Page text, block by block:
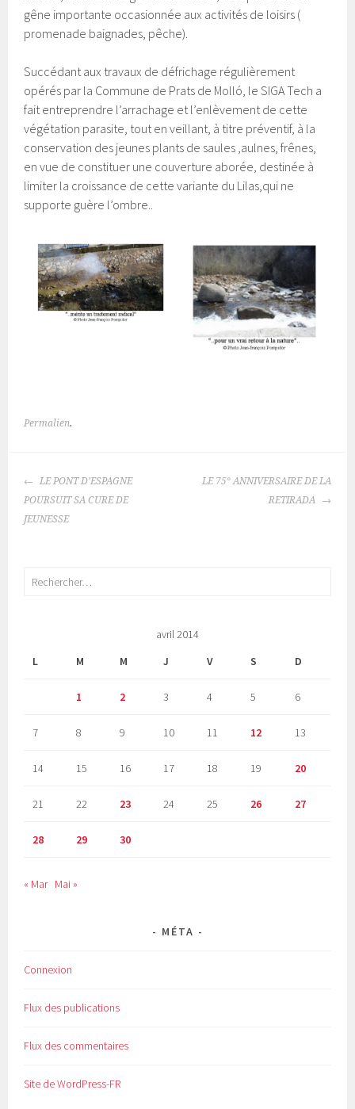
gêne importante occasionnée aux activités de loisirs (
promenade baignades, pêche).
Succédant aux travaux de défrichage régulièrement
opérés par la Commune de Prats de Molló, le SIGA Tech a
fait entreprendre l’arrachage et l’enlèvement de cette
végétation parasite, tout en veillant, à titre préventif, à la
conservation des jeunes plants de saules ,aulnes, frênes,
en vue de constituer une couverture aborée, destinée à
limiter la croissance de cette variante du Lilas,qui ne
supporte guère l’ombre..
Permalien.
NAVIGATION
DES
ARTICLES
LE PONT D’ESPAGNE
POURSUIT SA CURE DE
JEUNESSE
LE 75° ANNIVERSAIRE DE LA
RETIRADA
Rechercher :
avril 2014
L
M M J V S D
1 2 3 4 5 6
7 8 9 10 11 12 13
14 15 16 17 18 19 20
21 22 23 24 25 26 27
28 29 30
« Mar Mai »
MÉTA
Connexion
Flux des publications
Flux des commentaires
Site de WordPress-FR